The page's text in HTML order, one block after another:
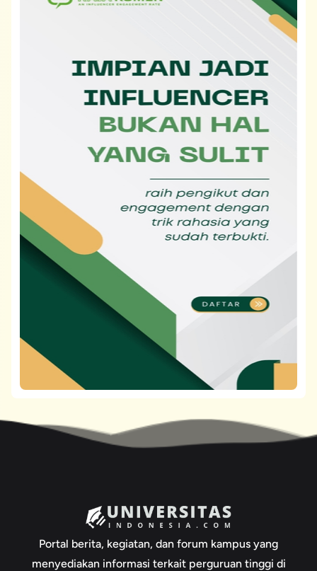
Portal berita, kegiatan, dan forum kampus yang
menyediakan informasi terkait perguruan tinggi di